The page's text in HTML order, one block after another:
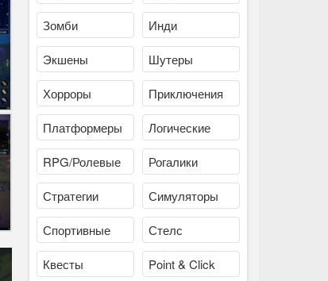
Зомби Инди
Экшены Шутеры
Хорроры Приключения
Платформеры Логические
RPG/Ролевые Рогалики
Стратегии Симуляторы
Спортивные Стелс
Квесты Point & Click